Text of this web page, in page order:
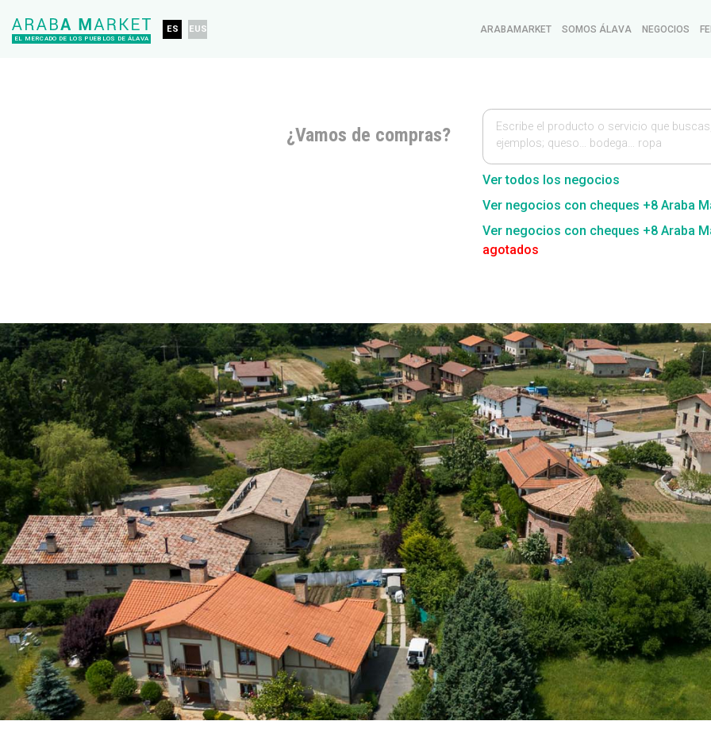
EL MERCADO DE LOS PUEBLOS DE ÁLAVA
ES EUS ARABAMARKET SOMOS ÁLAVA NEGOCIOS
¿Vamos de compras?
Escribe el producto o servicio que
ejemplos; queso… bodega… ropa
Ver todos los negocios
Ver negocios con cheques +8 Araba
Ver negocios con cheques +8 Araba
agotados